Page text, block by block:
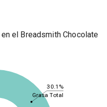
el Breadsmith Chocolate
30.1%
Grasa Total